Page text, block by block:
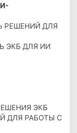
РЕШЕНИЙ ДЛЯ
ЭКБ ДЛЯ ИИ
ЭКБ
ДЛЯ РАБОТЫ С